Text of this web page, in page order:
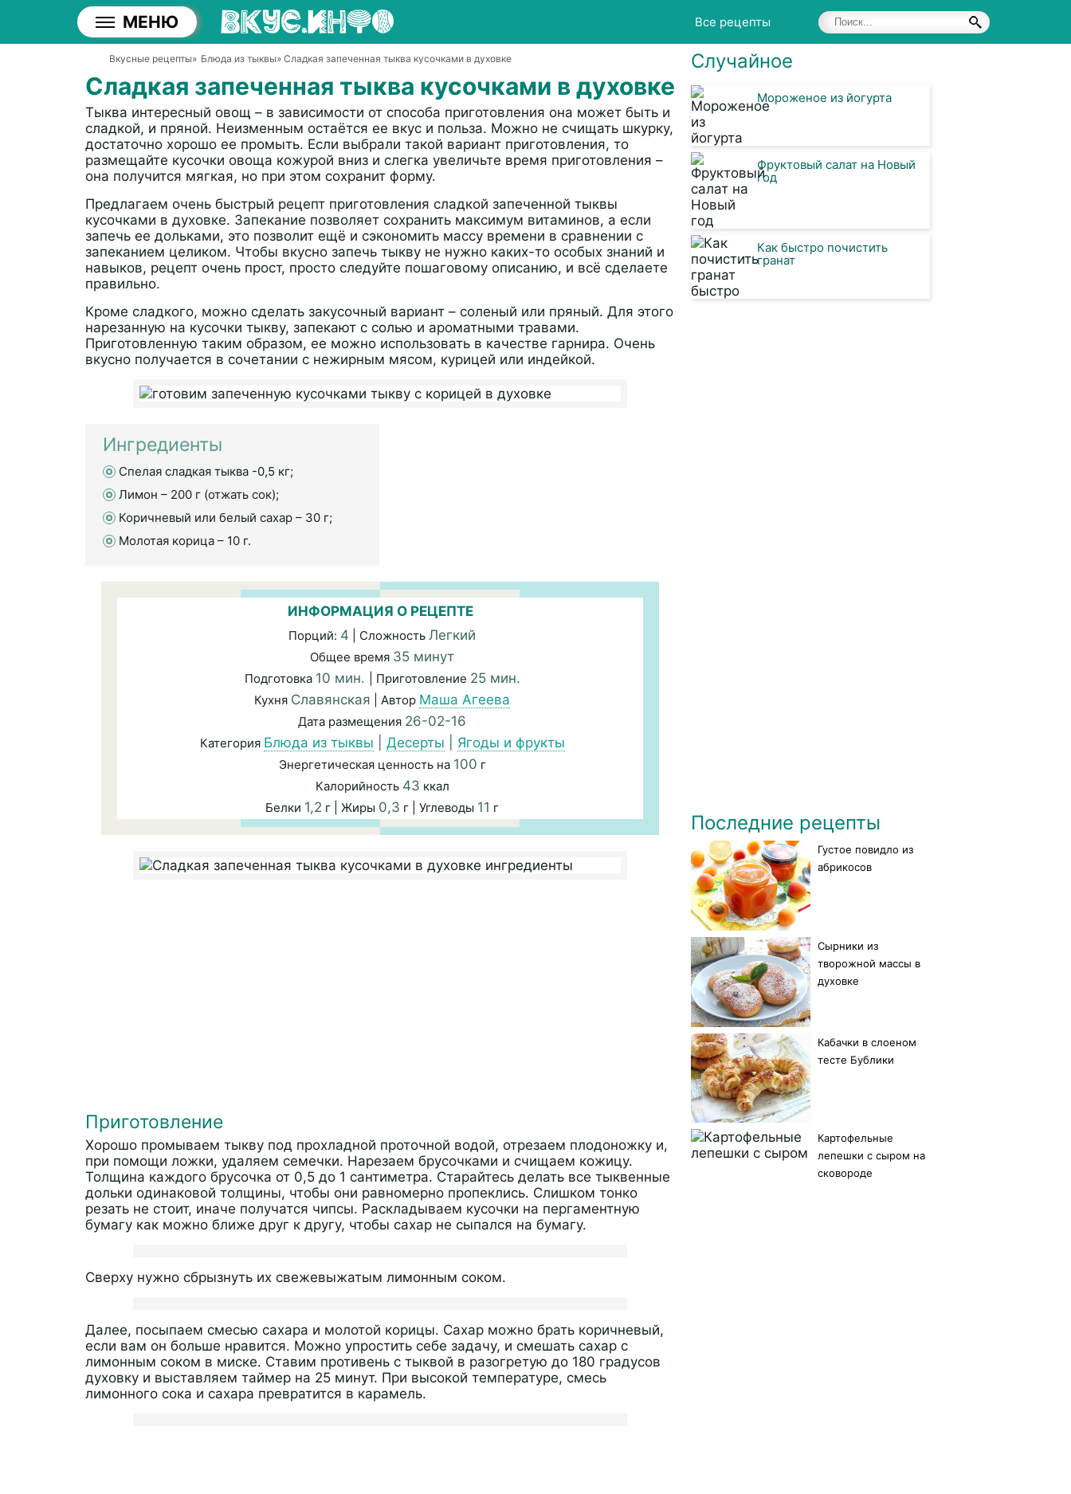
МЕНЮ Все рецепты
Вкусные рецепты» Блюда из тыквы» Сладкая запеченная тыква кусочками в духовке
Сладкая запеченная тыква кусочками в духовке
Тыква интересный овощ – в зависимости от способа приготовления она может быть и
сладкой, и пряной. Неизменным остаётся ее вкус и польза. Можно не счищать шкурку,
достаточно хорошо ее промыть. Если выбрали такой вариант приготовления, то
размещайте кусочки овоща кожурой вниз и слегка увеличьте время приготовления –
она получится мягкая, но при этом сохранит форму.
Предлагаем очень быстрый рецепт приготовления сладкой запеченной тыквы
кусочками в духовке. Запекание позволяет сохранить максимум витаминов, а если
запечь ее дольками, это позволит ещё и сэкономить массу времени в сравнении с
запеканием целиком. Чтобы вкусно запечь тыкву не нужно каких-то особых знаний и
навыков, рецепт очень прост, просто следуйте пошаговому описанию, и всё сделаете
правильно.
Кроме сладкого, можно сделать закусочный вариант – соленый или пряный. Для этого
нарезанную на кусочки тыкву, запекают с солью и ароматными травами.
Приготовленную таким образом, ее можно использовать в качестве гарнира. Очень
вкусно получается в сочетании с нежирным мясом, курицей или индейкой.
Ингредиенты
Спелая сладкая тыква -0,5 кг;
Лимон – 200 г (отжать сок);
Коричневый или белый сахар – 30 г;
Молотая корица – 10 г.
ИНФОРМАЦИЯ О РЕЦЕПТЕ
Порций: 4 | Сложность Легкий
Общее время 35 минут
Подготовка 10 мин. | Приготовление 25 мин.
Кухня Славянская | Автор Маша Агеева
Дата размещения 26-02-16
Категория Блюда из тыквы Десерты Ягоды и фрукты
Энергетическая ценность на 100 г
Калорийность 43 ккал
Белки 1,2 г | Жиры 0,3 г | Углеводы 11 г
Приготовление
Хорошо промываем тыкву под прохладной проточной водой, отрезаем плодоножку и,
при помощи ложки, удаляем семечки. Нарезаем брусочками и счищаем кожицу.
Толщина каждого брусочка от 0,5 до 1 сантиметра. Старайтесь делать все тыквенные
дольки одинаковой толщины, чтобы они равномерно пропеклись. Слишком тонко
резать не стоит, иначе получатся чипсы. Раскладываем кусочки на пергаментную
бумагу как можно ближе друг к другу, чтобы сахар не сыпался на бумагу.
Сверху нужно сбрызнуть их свежевыжатым лимонным соком.
Далее, посыпаем смесью сахара и молотой корицы. Сахар можно брать коричневый,
если вам он больше нравится. Можно упростить себе задачу, и смешать сахар с
лимонным соком в миске. Ставим противень с тыквой в разогретую до 180 градусов
духовку и выставляем таймер на 25 минут. При высокой температуре, смесь
лимонного сока и сахара превратится в карамель.
Случайное
Мороженое из йогурта
Фруктовый салат на Новый
год
Как быстро почистить
гранат
Последние рецепты
Густое повидло из
абрикосов
Сырники из
творожной массы в
духовке
Кабачки в слоеном
тесте Бублики
Картофельные
лепешки с сыром на
сковороде